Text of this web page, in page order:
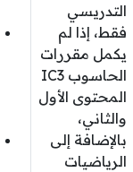
التدريسي
فقط، إذا لم
يكمل مقررات
الحاسوب IC3
المحتوى الأول
والثاني،
بالإضافة إلى
الرياضيات